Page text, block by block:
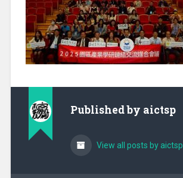
Published by aictsp
View all posts by aictsp